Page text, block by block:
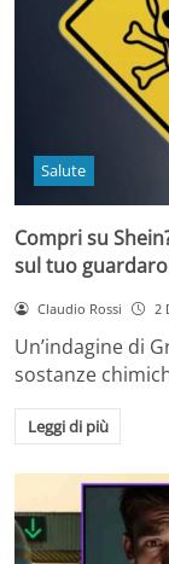
Salute
Compri su
sul tuo
Claudio Rossi 2
Un’indagine di
sostanze
Leggi di più